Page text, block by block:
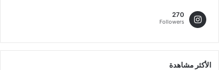
270
Followers
الأكثر مشاهدة